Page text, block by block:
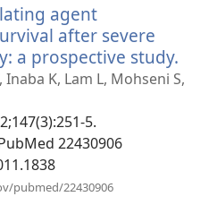
agent
after severe
a prospective study.
в
K, Lam L, Mohseni S,
5.
22430906
pubmed/22430906